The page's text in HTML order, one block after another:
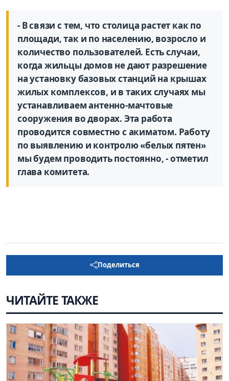
- В связи с тем, что столица растет как по
площади, так и по населению, возросло и
количество пользователей. Есть случаи,
когда жильцы домов не дают разрешение
на установку базовых станций на крышах
жилых комплексов, и в таких случаях мы
устанавливаем антенно-мачтовые
сооружения во дворах. Эта работа
проводится совместно с акиматом. Работу
по выявлению и контролю «белых пятен»
мы будем проводить постоянно, - отметил
глава комитета.
Поделиться
ЧИТАЙТЕ ТАКЖЕ